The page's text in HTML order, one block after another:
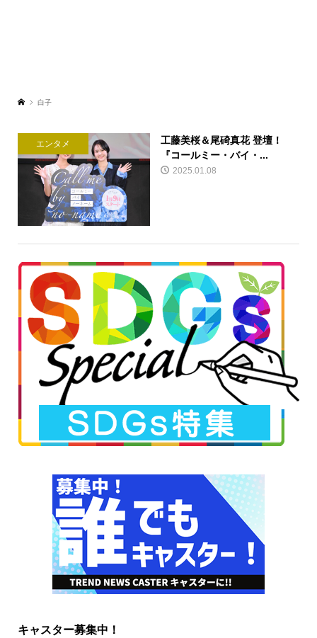
白子
エンタメ
工藤美桜＆尾碕真花 登壇！
『コールミー・バイ・...
2025.01.08
キャスター募集中！